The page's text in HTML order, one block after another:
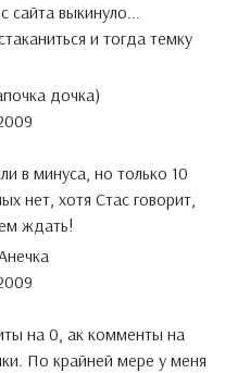
сайта выкинуло...
и тогда темку
дочка)
в минуса, но только 10
нет, хотя Стас говорит,
ждать!
на 0, ак комменты на
По крайней мере у меня